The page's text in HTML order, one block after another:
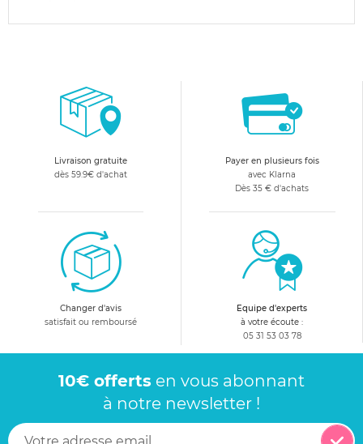
Livraison gratuite
dès 59.9€ d'achat
Payer en plusieurs fois
avec Klarna
Dès 35 € d'achats
Changer d'avis
satisfait ou remboursé
Equipe d'experts
à votre écoute :
05 31 53 03 78
10€ offerts en vous abonnant
à notre newsletter !